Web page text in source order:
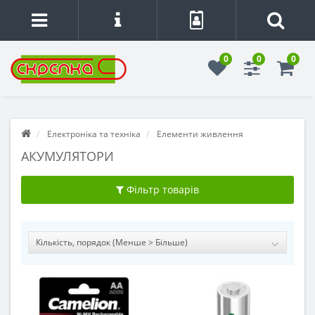
0 0 0
Електроніка та техніка Елементи живлення
АКУМУЛЯТОРИ
Фільтр товарів